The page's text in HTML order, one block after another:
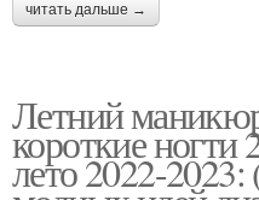
читать дальше →
Летний
короткие
лето 2022-